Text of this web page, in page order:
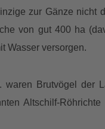
zur Gänze nicht
von gut 400 ha
Wasser versorgen.
Brutvögel der
Altschilf-